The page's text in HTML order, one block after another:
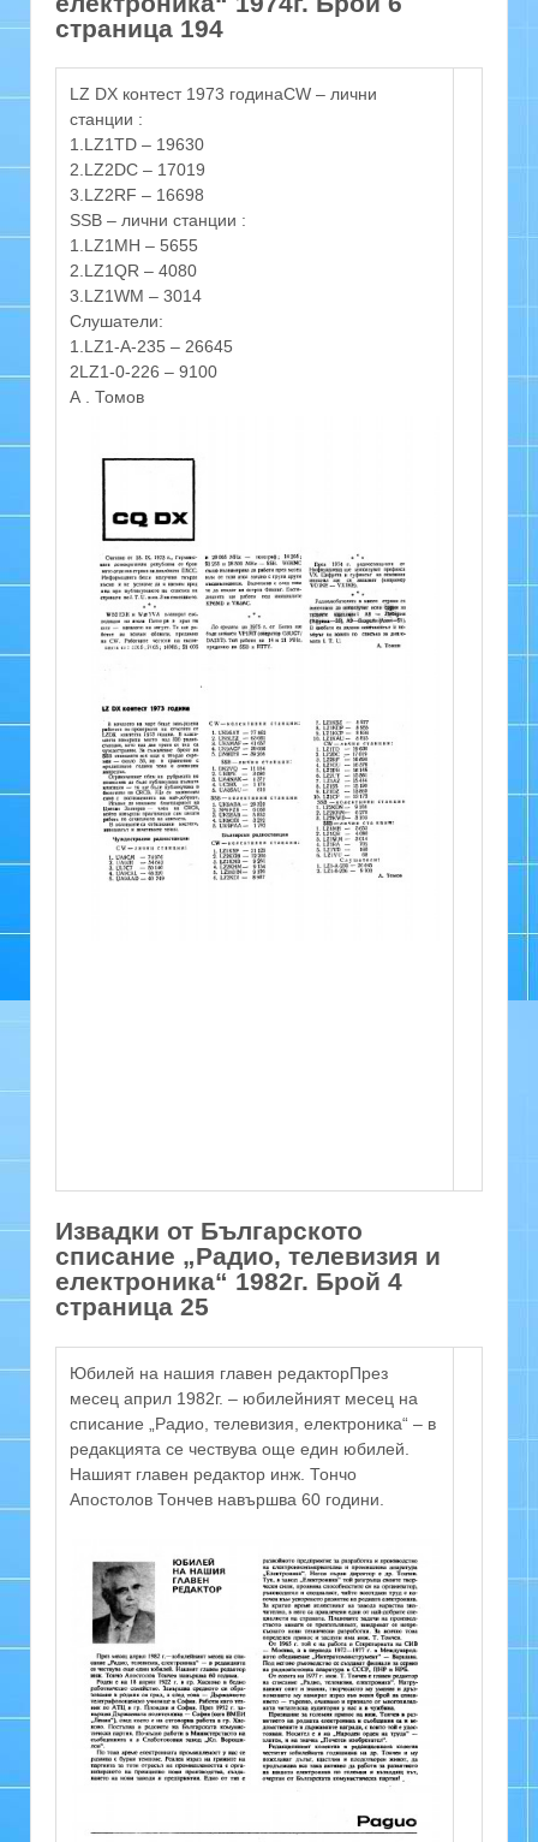
страница 194
LZ DX контест 1973 годинаCW – лични
станции :
1.LZ1TD – 19630
2.LZ2DC – 17019
3.LZ2RF – 16698
SSB – лични станции :
1.LZ1MH – 5655
2.LZ1QR – 4080
3.LZ1WM – 3014
Слушатели:
1.LZ1-A-235 – 26645
2LZ1-0-226 – 9100
А . Томов
Извадки от Българското
списание „Радио, телевизия и
електроника“ 1982г. Брой 4
страница 25
Юбилей на нашия главен редакторПрез
месец април 1982г. – юбилейният месец на
списание „Радио, телевизия, електроника“ – в
редакцията се чествува още един юбилей.
Нашият главен редактор инж. Тончо
Апостолов Тончев навършва 60 години.